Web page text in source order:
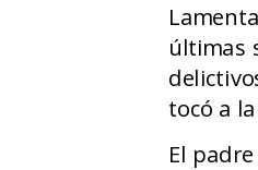
últimas
tocó a
El